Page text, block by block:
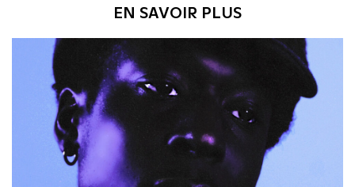
EN SAVOIR PLUS